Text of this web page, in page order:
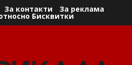
За контакти За реклама
Бисквитки